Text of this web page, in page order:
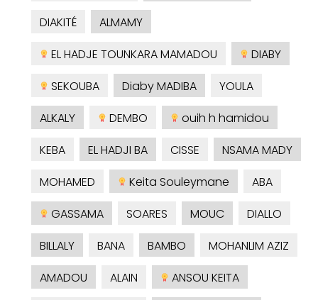
DIAKITÉ
ALMAMY
EL HADJE TOUNKARA MAMADOU
DIABY
SEKOUBA
Diaby MADIBA
YOULA
ALKALY
DEMBO
ouih h hamidou
KEBA
EL HADJI BA CISSE
NSAMA MADY
MOHAMED
Keita Souleymane
ABA
GASSAMA
SOARES MOUC
DIALLO
BILLALY
BANA BAMBO
MOHANLIM AZIZ
AMADOU
ALAIN
ANSOU KEITA